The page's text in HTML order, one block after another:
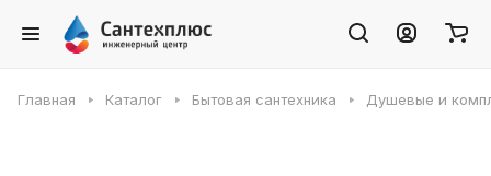
Главная Каталог Бытовая сантехника Душевые и